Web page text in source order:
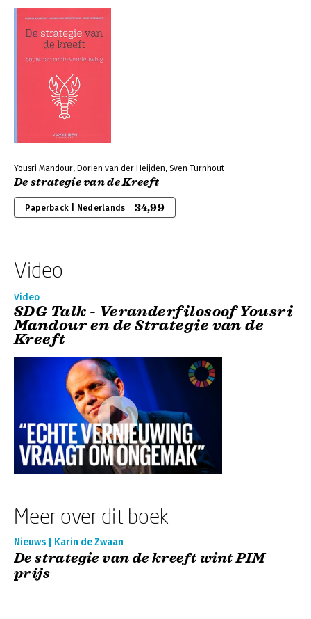
Yousri Mandour, Dorien van der Heijden, Sven Turnhout
De strategie van de Kreeft
Paperback | Nederlands 34,99
Video
Video
SDG Talk - Veranderfilosoof Yousri
Mandour en de Strategie van de
Kreeft
Meer over dit boek
Nieuws | Karin de Zwaan
De strategie van de kreeft wint PIM
prijs